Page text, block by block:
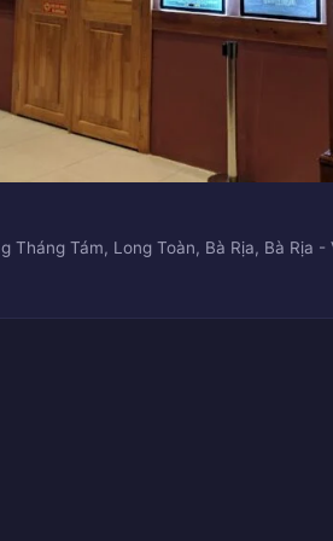
Tháng Tám, Long Toàn, Bà Rịa, Bà Rịa -